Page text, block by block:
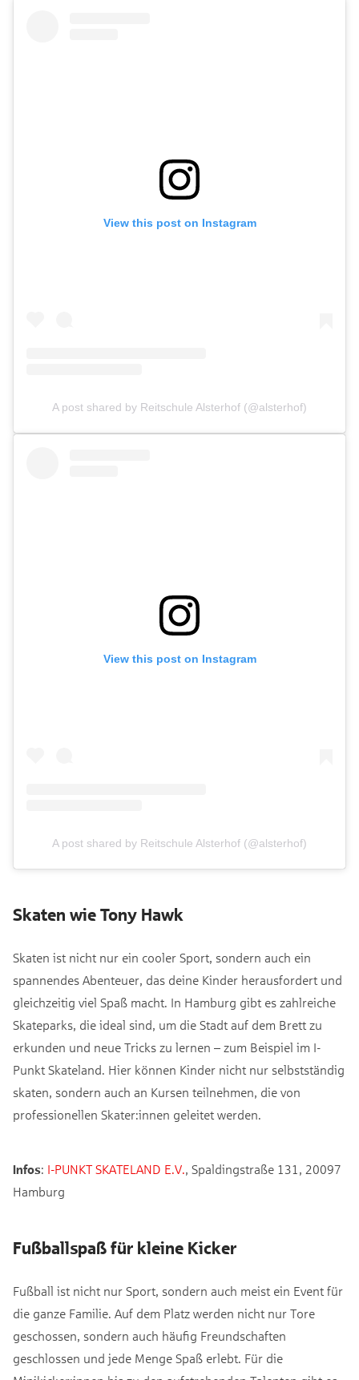
View this post on Instagram
A post shared by Reitschule Alsterhof (@alsterhof)
View this post on Instagram
A post shared by Reitschule Alsterhof (@alsterhof)
Skaten wie Tony Hawk
Skaten ist nicht nur ein cooler Sport, sondern auch ein
spannendes Abenteuer, das deine Kinder herausfordert und
gleichzeitig viel Spaß macht. In Hamburg gibt es zahlreiche
Skateparks, die ideal sind, um die Stadt auf dem Brett zu
erkunden und neue Tricks zu lernen – zum Beispiel im I-
Punkt Skateland. Hier können Kinder nicht nur selbstständig
skaten, sondern auch an Kursen teilnehmen, die von
professionellen Skater:innen geleitet werden.
Infos: I-PUNKT SKATELAND E.V.
, Spaldingstraße 131, 20097
Hamburg
Fußballspaß für kleine Kicker
Fußball ist nicht nur Sport, sondern auch meist ein Event für
die ganze Familie. Auf dem Platz werden nicht nur Tore
geschossen, sondern auch häufig Freundschaften
geschlossen und jede Menge Spaß erlebt. Für die